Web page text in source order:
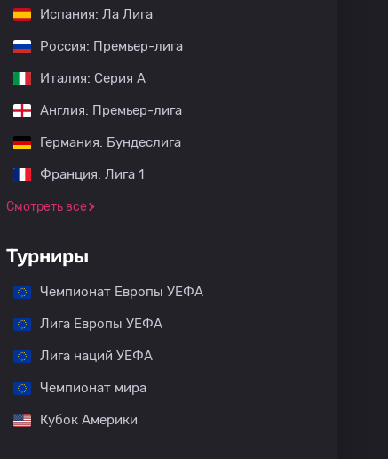
Испания: Ла Лига
Россия: Премьер-лига
Италия: Серия А
Англия: Премьер-лига
Германия: Бундеслига
Франция: Лига 1
Смотреть все
Турниры
Чемпионат Европы УЕФА
Лига Европы УЕФА
Лига наций УЕФА
Чемпионат мира
Кубок Америки